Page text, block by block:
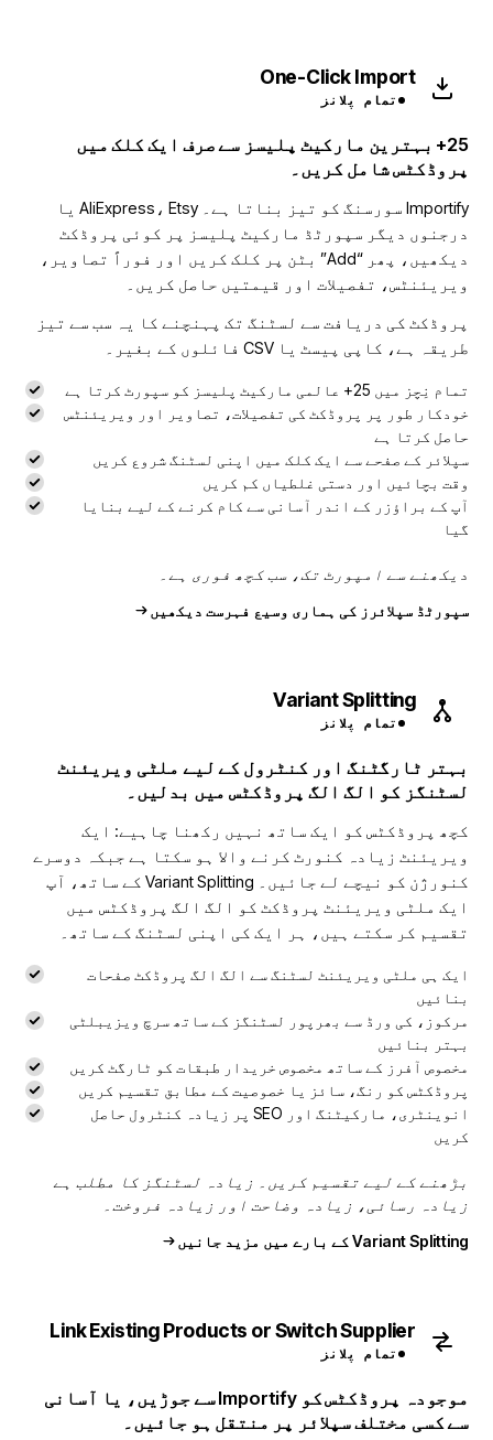
One-Click Import
تمام پلانز
25+ بہترین مارکیٹ پلیسز سے صرف ایک کلک میں
پروڈکٹس شامل کریں۔
Importify سورسنگ کو تیز بناتا ہے۔ AliExpress، Etsy یا
درجنوں دیگر سپورٹڈ مارکیٹ پلیسز پر کوئی پروڈکٹ
دیکھیں، پھر “Add” بٹن پر کلک کریں اور فوراً تصاویر،
ویریئنٹس، تفصیلات اور قیمتیں حاصل کریں۔
پروڈکٹ کی دریافت سے لسٹنگ تک پہنچنے کا یہ سب سے تیز
طریقہ ہے، کاپی پیسٹ یا CSV فائلوں کے بغیر۔
تمام نِچز میں 25+ عالمی مارکیٹ پلیسز کو سپورٹ کرتا ہے
خودکار طور پر پروڈکٹ کی تفصیلات، تصاویر اور ویریئنٹس
حاصل کرتا ہے
سپلائر کے صفحے سے ایک کلک میں اپنی لسٹنگ شروع کریں
وقت بچائیں اور دستی غلطیاں کم کریں
آپ کے براؤزر کے اندر آسانی سے کام کرنے کے لیے بنایا
گیا
دیکھنے سے امپورٹ تک، سب کچھ فوری ہے۔
سپورٹڈ سپلائرز کی ہماری وسیع فہرست دیکھیں
Variant Splitting
تمام پلانز
بہتر ٹارگٹنگ اور کنٹرول کے لیے ملٹی ویریئنٹ
لسٹنگز کو الگ الگ پروڈکٹس میں بدلیں۔
کچھ پروڈکٹس کو ایک ساتھ نہیں رکھنا چاہیے: ایک
ویریئنٹ زیادہ کنورٹ کرنے والا ہو سکتا ہے جبکہ دوسرے
کنورژن کو نیچے لے جائیں۔ Variant Splitting کے ساتھ، آپ
ایک ملٹی ویریئنٹ پروڈکٹ کو الگ الگ پروڈکٹس میں
تقسیم کر سکتے ہیں، ہر ایک کی اپنی لسٹنگ کے ساتھ۔
ایک ہی ملٹی ویریئنٹ لسٹنگ سے الگ الگ پروڈکٹ صفحات
بنائیں
مرکوز، کی ورڈ سے بھرپور لسٹنگز کے ساتھ سرچ ویزیبلٹی
بہتر بنائیں
مخصوص آفرز کے ساتھ مخصوص خریدار طبقات کو ٹارگٹ کریں
پروڈکٹس کو رنگ، سائز یا خصوصیت کے مطابق تقسیم کریں
انوینٹری، مارکیٹنگ اور SEO پر زیادہ کنٹرول حاصل
کریں
بڑھنے کے لیے تقسیم کریں۔ زیادہ لسٹنگز کا مطلب ہے
زیادہ رسائی، زیادہ وضاحت اور زیادہ فروخت۔
Variant Splitting کے بارے میں مزید جانیں
Link Existing Products or Switch Supplier
تمام پلانز
موجودہ پروڈکٹس کو Importify سے جوڑیں، یا آسانی
سے کسی مختلف سپلائر پر منتقل ہو جائیں۔